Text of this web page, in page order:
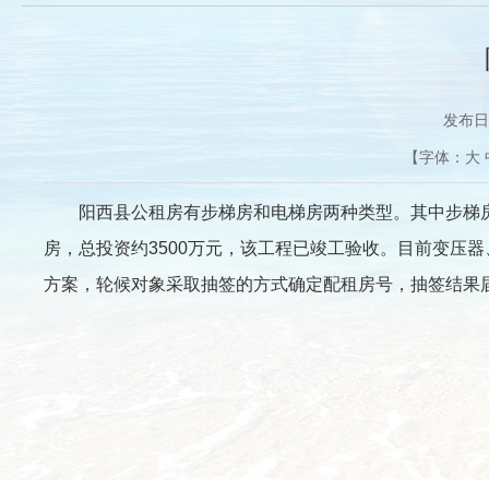
发布
【字体： 大
阳西县公租房有步梯房和电梯房两种类型。其中步梯
房，总投资约3500万元，该工程已竣工验收。目前变压
方案，轮候对象采取抽签的方式确定配租房号，抽签结